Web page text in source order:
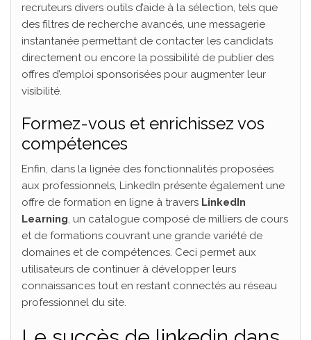
recruteurs divers outils d’aide à la sélection, tels que
des filtres de recherche avancés, une messagerie
instantanée permettant de contacter les candidats
directement ou encore la possibilité de publier des
offres d’emploi sponsorisées pour augmenter leur
visibilité.
Formez-vous et enrichissez vos
compétences
Enfin, dans la lignée des fonctionnalités proposées
aux professionnels, LinkedIn présente également une
offre de formation en ligne à travers LinkedIn
Learning , un catalogue composé de milliers de cours
et de formations couvrant une grande variété de
domaines et de compétences. Ceci permet aux
utilisateurs de continuer à développer leurs
connaissances tout en restant connectés au réseau
professionnel du site.